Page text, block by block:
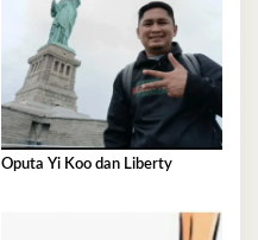
Oputa Yi Koo dan Liberty